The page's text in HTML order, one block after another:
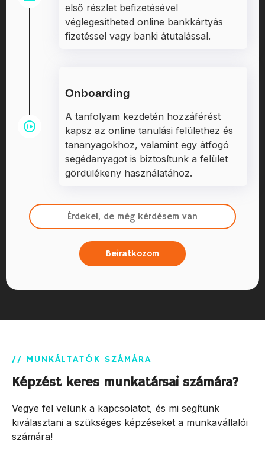
első részlet befizetésével
véglegesítheted online bankkártyás
fizetéssel vagy banki átutalással.
Onboarding
A tanfolyam kezdetén hozzáférést
kapsz az online tanulási felülethez és
tananyagokhoz, valamint egy átfogó
segédanyagot is biztosítunk a felület
gördülékeny használatához.
Érdekel, de még kérdésem van
Beiratkozom
// MUNKÁLTATÓK SZÁMÁRA
Képzést keres munkatársai számára?
Vegye fel velünk a kapcsolatot, és mi segítünk
kiválasztani a szükséges képzéseket a munkavállalói
számára!